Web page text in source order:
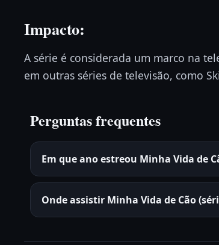
Impacto:
A série é considerada um marco na
em outras séries de televisão, como
Perguntas frequentes
Em que ano estreou Minha Vida de
Onde assistir Minha Vida de Cão